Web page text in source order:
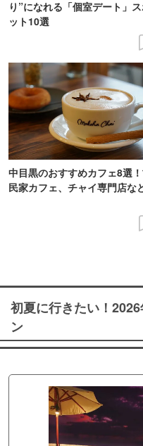
り”になれる「個室デート」
ット10選
中目黒のおすすめカフェ8選
民家カフェ、チャイ専門店な
初夏に行きたい！
ン